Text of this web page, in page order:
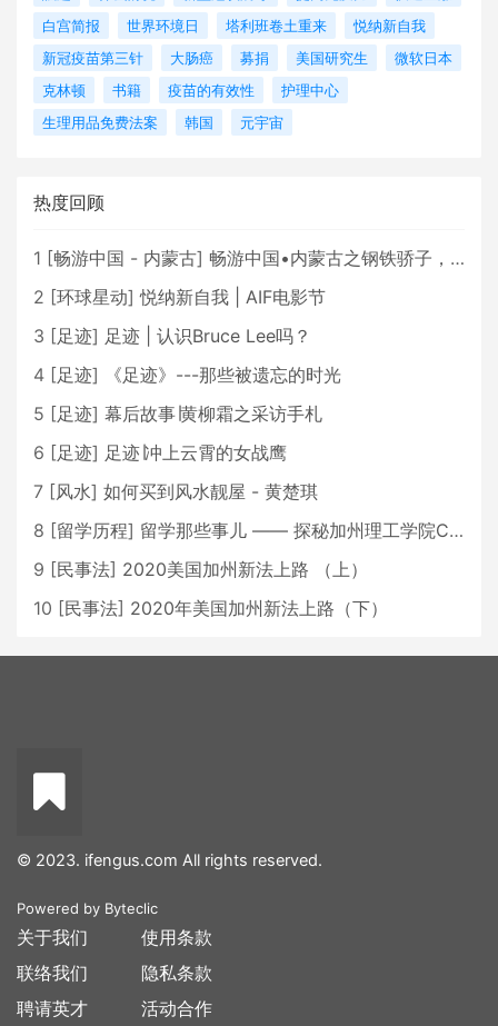
白宫简报
世界环境日 塔利班卷土重来
悦纳新自我
新冠疫苗第三针
大肠癌 募捐 美国研究生
微软日本
克林顿
书籍 疫苗的有效性
护理中心
生理用品免费法案
韩国 元宇宙
热度回顾
1 [畅游中国 - 内蒙古] 畅游中国•内蒙古之钢铁骄子，魅力包头
2 [环球星动] 悦纳新自我 | AIF电影节
3 [足迹] 足迹 | 认识Bruce Lee吗？
4 [足迹]
《足迹》---那些被遗忘的时光
5 [足迹] 幕后故事∣黄柳霜之采访手札
6 [足迹] 足迹∣冲上云霄的女战鹰
7 [风水] 如何买到风水靓屋 - 黄楚琪
8 [留学历程] 留学那些事儿 —— 探秘加州理工学院Caltech博士生活 [上集]
9 [民事法] 2020美国加州新法上路 （上）
10 [民事法] 2020年美国加州新法上路（下）
© 2023. ifengus.com All rights reserved.
Powered by Byteclic
关于我们
联络我们
聘请英才
使用条款
隐私条款
活动合作